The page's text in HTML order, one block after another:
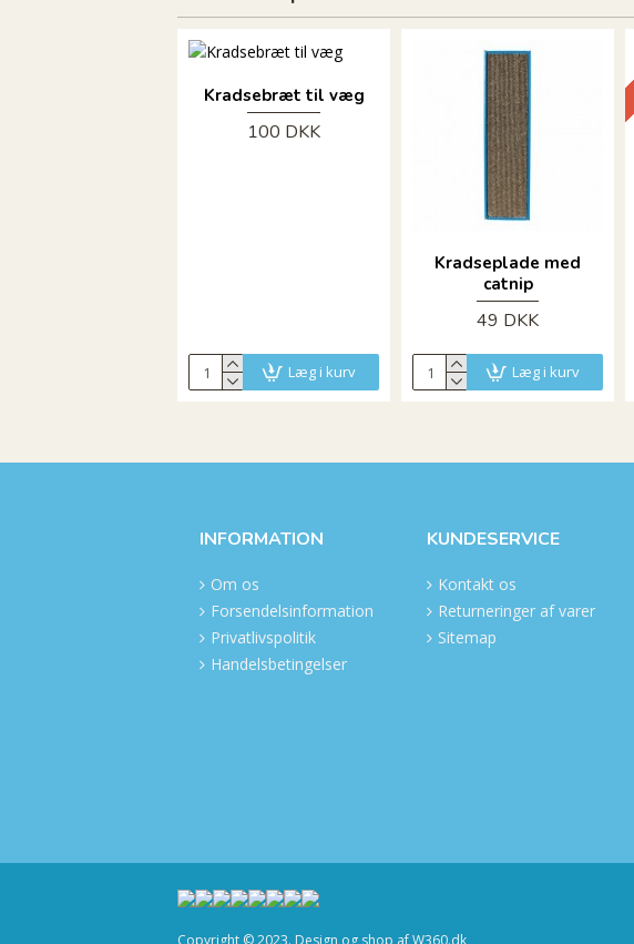
Kradsebræt til væg
100 DKK
Læg i kurv
Kradseplade med
catnip
49 DKK
Læg i kurv
INFORMATION
Om os
Forsendelsinformation
Privatlivspolitik
Handelsbetingelser
KUNDESERVICE
Kontakt os
Returneringer af varer
Sitemap